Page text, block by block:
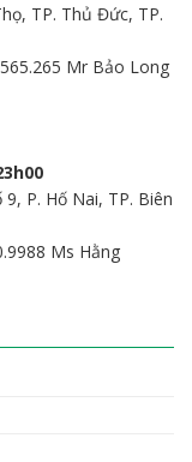
TP. Thủ Đức, TP.
Mr Bảo Long
P. Hố Nai, TP. Biên
Ms Hằng